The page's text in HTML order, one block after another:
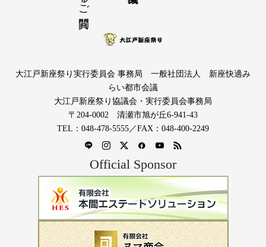
大江戸新座祭り実行委員会 事務局 一般社団法人 新座快適み
らい都市会議
大江戸新座祭り協議会・実行委員会事務局
〒204-0002 清瀬市旭が丘6-941-43
TEL：048-478-5555／FAX：048-400-2249
Official Sponsor